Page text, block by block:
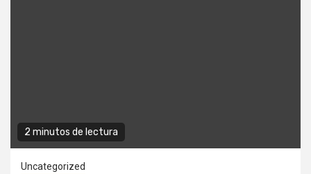
2 minutos de lectura
Uncategorized